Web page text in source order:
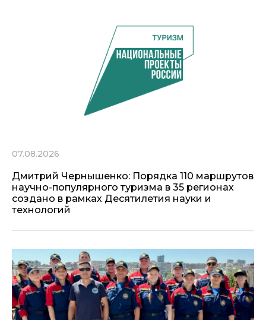
07.08.2026
Дмитрий Чернышенко: Порядка 110 маршрутов
научно-популярного туризма в 35 регионах
создано в рамках Десятилетия науки и
технологий